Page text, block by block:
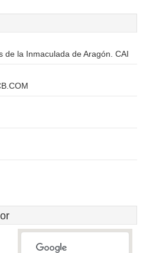
de la Inmaculada de Aragón. CAI